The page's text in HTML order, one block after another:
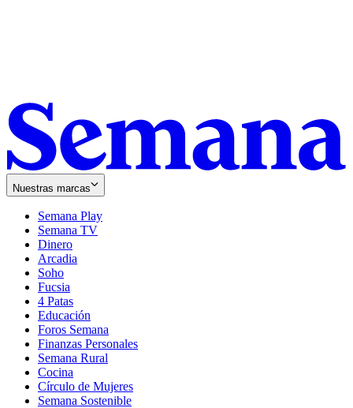
Nuestras marcas
Semana Play
Semana TV
Dinero
Arcadia
Soho
in
new
window
Fucsia
in
new
window
4 Patas
Educación
Foros Semana
Finanzas Personales
Semana Rural
Cocina
Círculo de Mujeres
Semana Sostenible